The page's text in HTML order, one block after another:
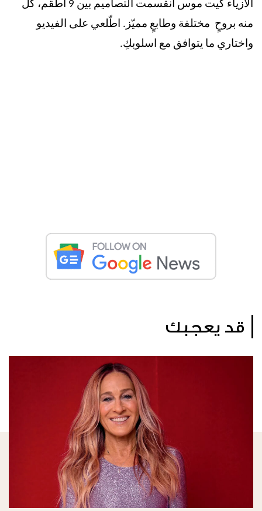
الأزياء كيت موس انقسمت التصاميم بين 9 أطقم، كلّ
منه بروحٍ مختلفة وطابعٍ مميّز. اطّلعي على الفيديو
واختاري ما يتوافق مع اسلوبكِ.
قد يعجبك